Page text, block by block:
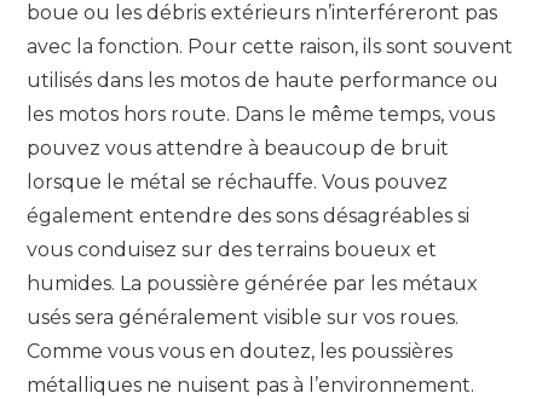
boue ou les débris extérieurs n’interféreront pas
avec la fonction. Pour cette raison, ils sont souvent
utilisés dans les motos de haute performance ou
les motos hors route. Dans le même temps, vous
pouvez vous attendre à beaucoup de bruit
lorsque le métal se réchauffe. Vous pouvez
également entendre des sons désagréables si
vous conduisez sur des terrains boueux et
humides. La poussière générée par les métaux
usés sera généralement visible sur vos roues.
Comme vous vous en doutez, les poussières
métalliques ne nuisent pas à l’environnement.